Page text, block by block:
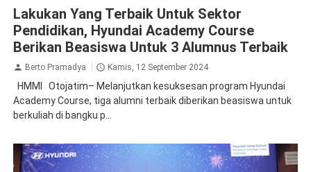
Lakukan Yang Terbaik Untuk Sektor
Pendidikan, Hyundai Academy Course
Berikan Beasiswa Untuk 3 Alumnus Terbaik
Berto Pramadya Kamis, 12 September 2024
HMMI Otojatim– Melanjutkan kesuksesan program Hyundai
Academy Course, tiga alumni terbaik diberikan beasiswa untuk
berkuliah di bangku p...